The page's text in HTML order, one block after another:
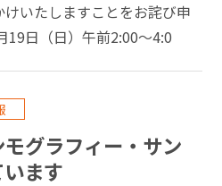
いたしますことをお詫び申
19日（日）午前2:00～4:0
モグラフィー・サン
ます